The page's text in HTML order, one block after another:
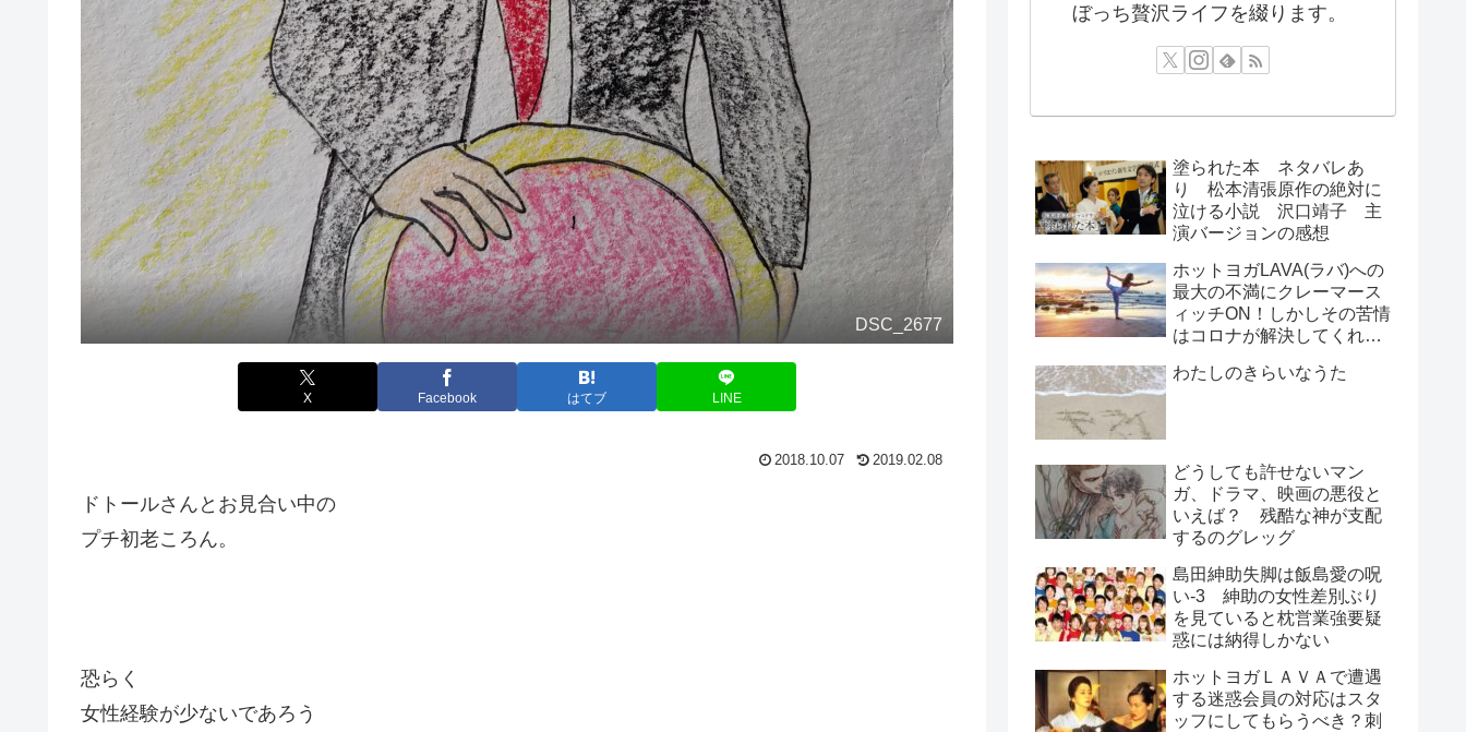
DSC_2677
X Facebook はてブ LINE
2018.10.07 2019.02.08
ドトールさんとお見合い中の
プチ初老ころん。
恐らく
女性経験が少ないであろう
ぼっち贅沢ライフを綴ります。
塗られた本 ネタバレあ
り 松本清張原作の絶対に
泣ける小説 沢口靖子 主
演バージョンの感想
ホットヨガLAVA(ラバ)への
最大の不満にクレーマース
ィッチON！しかしその苦情
はコロナが解決してくれ
わたしのきらいなうた
どうしても許せないマン
ガ、ドラマ、映画の悪役と
いえば？ 残酷な神が支配
するのグレッグ
島田紳助失脚は飯島愛の呪
い-3 紳助の女性差別ぶり
を見ていると枕営業強要疑
惑には納得しかない
ホットヨガＬＡＶＡで遭遇
する迷惑会員の対応はスタ
ッフにしてもらうべき？刺